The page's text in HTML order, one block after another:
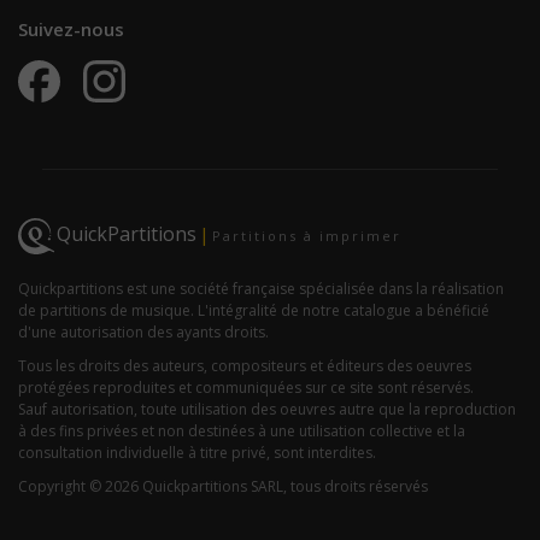
Suivez-nous
QuickPartitions | Partitions à imprimer
Quickpartitions est une société française spécialisée dans la réalisation
de partitions de musique. L'intégralité de notre catalogue a bénéficié
d'une autorisation des ayants droits.
Tous les droits des auteurs, compositeurs et éditeurs des oeuvres
protégées reproduites et communiquées sur ce site sont réservés.
Sauf autorisation, toute utilisation des oeuvres autre que la reproduction
à des fins privées et non destinées à une utilisation collective et la
consultation individuelle à titre privé, sont interdites.
Copyright © 2026 Quickpartitions SARL, tous droits réservés